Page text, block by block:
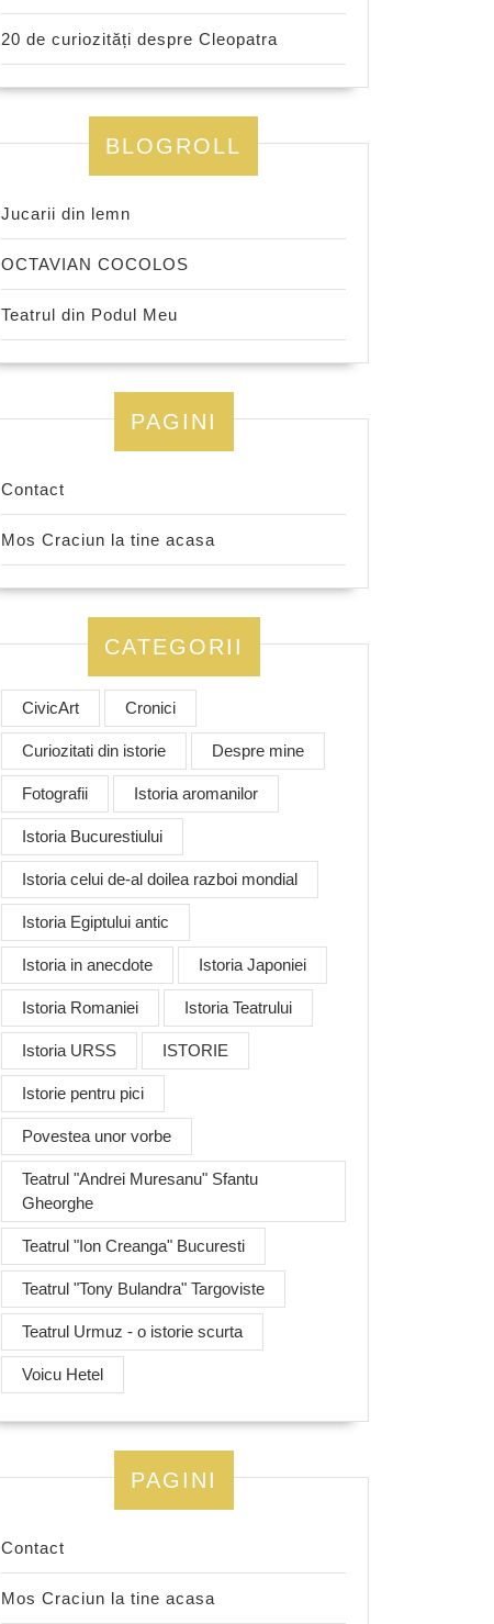
20 de curiozități despre Cleopatra
BLOGROLL
Jucarii din lemn
OCTAVIAN COCOLOS
Teatrul din Podul Meu
PAGINI
Contact
Mos Craciun la tine acasa
CATEGORII
CivicArt Cronici
Curiozitati din istorie Despre mine
Fotografii Istoria aromanilor
Istoria Bucurestiului
Istoria celui de-al doilea razboi mondial
Istoria Egiptului antic
Istoria in anecdote Istoria Japoniei
Istoria Romaniei Istoria Teatrului
Istoria URSS ISTORIE
Istorie pentru pici
Povestea unor vorbe
Teatrul "Andrei Muresanu" Sfantu
Gheorghe
Teatrul "Ion Creanga" Bucuresti
Teatrul "Tony Bulandra" Targoviste
Teatrul Urmuz - o istorie scurta
Voicu Hetel
PAGINI
Contact
Mos Craciun la tine acasa